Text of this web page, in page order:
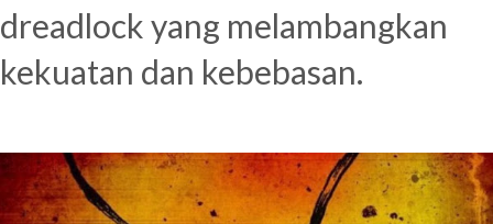
dreadlock yang melambangkan
kekuatan dan kebebasan.